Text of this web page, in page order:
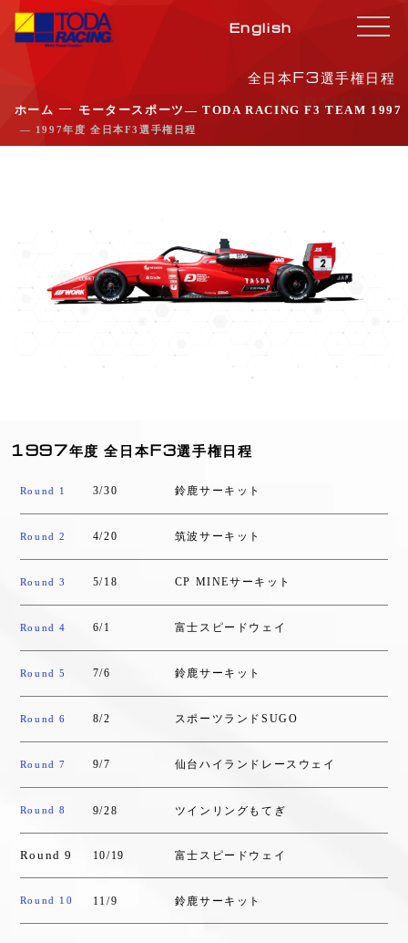
English
全日本F3選手権日程
FORMULA3
ホーム ― モータースポーツ ― TODA RACING F3 TEAM 1997
― 1997年度 全日本F3選手権日程
1997年度 全日本F3選手権日程
Round 1 3/30 鈴鹿サーキット
Round 2 4/20 筑波サーキット
Round 3 5/18 CP MINEサーキット
Round 4 6/1 富士スピードウェイ
Round 5 7/6 鈴鹿サーキット
Round 6 8/2 スポーツランドSUGO
Round 7 9/7 仙台ハイランドレースウェイ
Round 8 9/28 ツインリングもてぎ
Round 9 10/19 富士スピードウェイ
Round 10 11/9 鈴鹿サーキット